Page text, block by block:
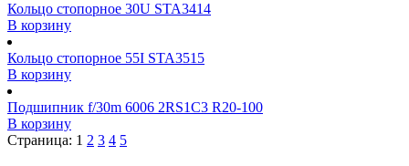
Кольцо стопорное 30U STA3414
В корзину
Кольцо стопорное 55I STA3515
В корзину
Подшипник f/30m 6006 2RS1C3 R20-100
В корзину
Страница: 1 2 3 4 5